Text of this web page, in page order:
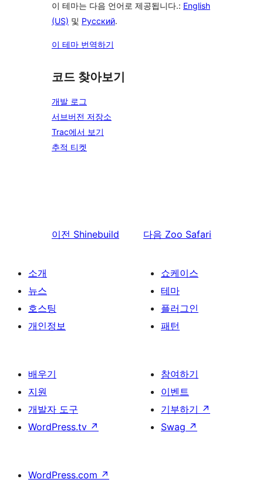
이 테마는 다음 언어로 제공됩니다.: English
(US) 및 Русский.
이 테마 번역하기
코드 찾아보기
개발 로그
서브버전 저장소
Trac에서 보기
추적 티켓
이전 Shinebuild 다음 Zoo Safari
소개
뉴스
호스팅
개인정보
쇼케이스
테마
플러그인
패턴
배우기
지원
개발자 도구
WordPress.tv ↗
참여하기
이벤트
기부하기 ↗
Swag ↗
WordPress.com ↗